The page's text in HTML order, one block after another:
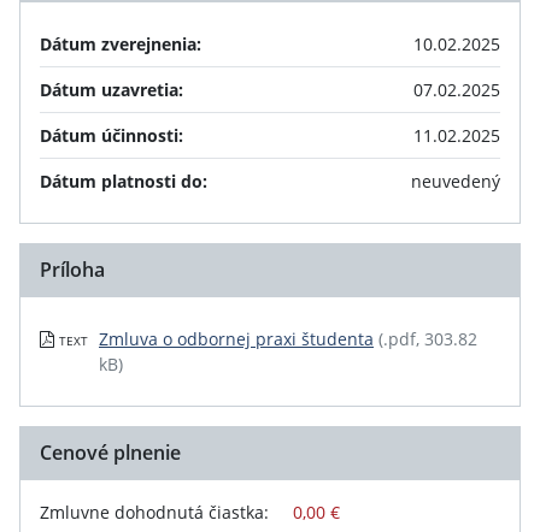
Dátum zverejnenia:
10.02.2025
Dátum uzavretia:
07.02.2025
Dátum účinnosti:
11.02.2025
Dátum platnosti do:
neuvedený
Príloha
TEXT Zmluva o odbornej praxi študenta (.pdf, 303.82
kB)
Cenové plnenie
Zmluvne dohodnutá čiastka: 0,00 €